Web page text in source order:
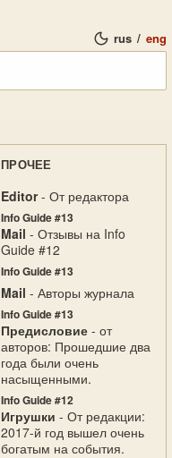
rus / eng
ПРОЧЕЕ
Editor- От редактора
Info Guide #13
Mail - Отзывы на Info
Guide #12
Info Guide #13
Mail - Авторы журнала
Info Guide #13
Предисловие - от
авторов: Прошедшие два
года были очень
насыщенными.
Info Guide #12
Игрушки - От редакции:
2017-й год вышел очень
богатым на события.